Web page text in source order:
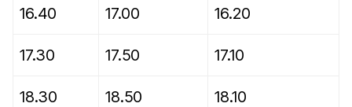
16.40 17.00 16.20
17.30 17.50 17.10
18.30 18.50 18.10